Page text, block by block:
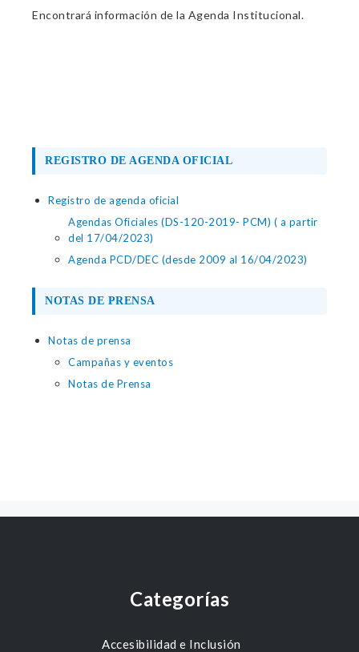
Encontrará información de la Agenda Institucional.
REGISTRO DE AGENDA OFICIAL
Registro de agenda oficial
Agendas Oficiales (DS-120-2019- PCM) ( a partir
del 17/04/2023)
Agenda PCD/DEC (desde 2009 al 16/04/2023)
NOTAS DE PRENSA
Notas de prensa
Campañas y eventos
Notas de Prensa
Categorías
Accesibilidad e Inclusión